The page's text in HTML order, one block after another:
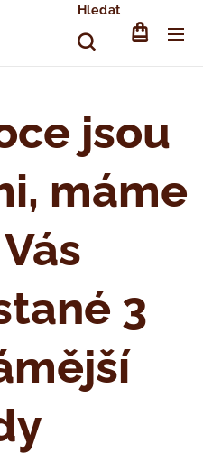
Hledat
jsou
máme
3
♥